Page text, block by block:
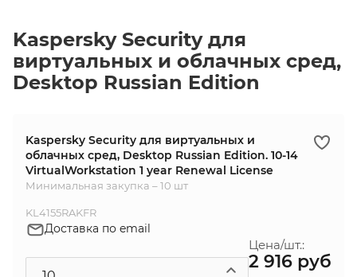
Kaspersky Security для
виртуальных и облачных сред,
Desktop Russian Edition
Kaspersky Security для виртуальных и
облачных сред, Desktop Russian Edition. 10-14
VirtualWorkstation 1 year Renewal License
Минимальная закупка – 10 шт
KL4155RAKFR
Доставка по email
Цена/шт.:
2 916 руб